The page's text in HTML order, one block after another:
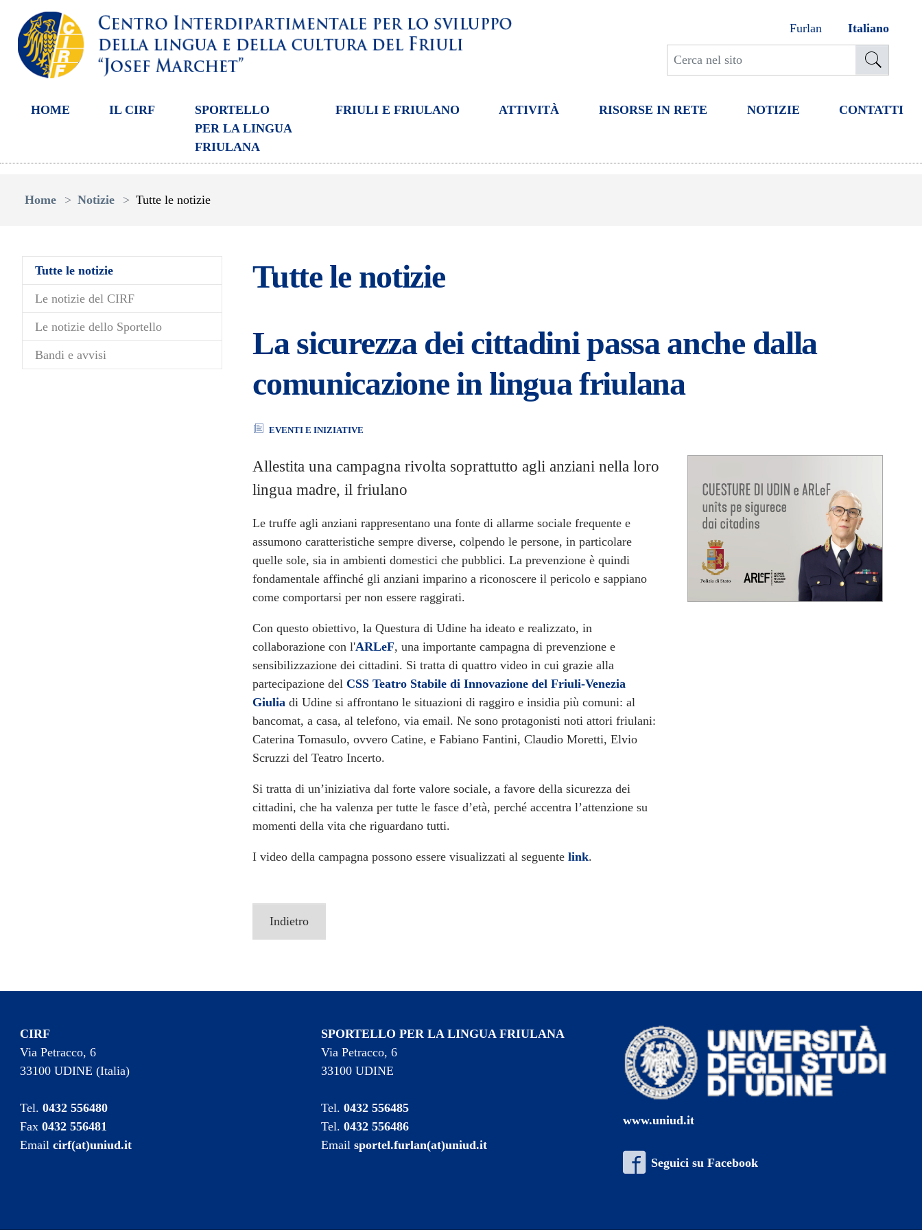
Furlan Italiano
HOME IL CIRF
SPORTELLO
PER LA LINGUA
FRIULANA
FRIULI E FRIULANO ATTIVITÀ RISORSE IN RETE NOTIZIE CONTATTI
Home
Notizie Tutte le notizie
Tutte le notizie(current)
Le notizie del CIRF
Le notizie dello Sportello
Bandi e avvisi
Tutte le notizie
La sicurezza dei cittadini passa anche dalla
comunicazione in lingua friulana
EVENTI E INIZIATIVE
Allestita una campagna rivolta soprattutto agli anziani nella loro
lingua madre, il friulano
Le truffe agli anziani rappresentano una fonte di allarme sociale frequente e
assumono caratteristiche sempre diverse, colpendo le persone, in particolare
quelle sole, sia in ambienti domestici che pubblici. La prevenzione è quindi
fondamentale affinché gli anziani imparino a riconoscere il pericolo e sappiano
come comportarsi per non essere raggirati.
Con questo obiettivo, la Questura di Udine ha ideato e realizzato, in
collaborazione con l'ARLeF, una importante campagna di prevenzione e
sensibilizzazione dei cittadini. Si tratta di quattro video in cui grazie alla
partecipazione delCSS Teatro Stabile di Innovazione del Friuli-Venezia
Giulia di Udine si affrontano le situazioni di raggiro e insidia più comuni: al
bancomat, a casa, al telefono, via email. Ne sono protagonisti noti attori friulani:
Caterina Tomasulo, ovvero Catine, e Fabiano Fantini, Claudio Moretti, Elvio
Scruzzi del Teatro Incerto.
Si tratta di un’iniziativa dal forte valore sociale, a favore della sicurezza dei
cittadini, che ha valenza per tutte le fasce d’età, perché accentra l’attenzione su
momenti della vita che riguardano tutti.
I video della campagna possono essere visualizzati al seguentelink.
Indietro
CIRF
Via Petracco, 6
33100 UDINE (Italia)
Tel.0432 556480
Fax0432 556481
Emailcirf(at)uniud.it
SPORTELLO PER LA LINGUA FRIULANA
Via Petracco, 6
33100 UDINE
Tel.0432 556485
Tel.0432 556486
Emailsportel.furlan(at)uniud.it
www.uniud.it
Seguici su Facebook